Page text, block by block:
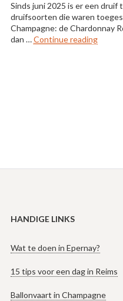
Sinds juni 2025 is er een druif
druifsoorten die waren
Champagne: de Chardonnay
dan …Continue reading
HANDIGE LINKS
Wat te doen in Epernay?
15 tips voor een dag in Reims
Ballonvaart in Champagne